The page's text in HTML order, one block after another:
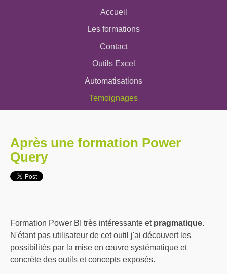
Accueil
Les formations
Contact
Outils Excel
Automatisations
Temoignages
Après une formation Power
Query
Formation Power BI très intéressante et pragmatique.
N'étant pas utilisateur de cet outil j'ai découvert les
possibilités par la mise en œuvre systématique et
concrète des outils et concepts exposés.